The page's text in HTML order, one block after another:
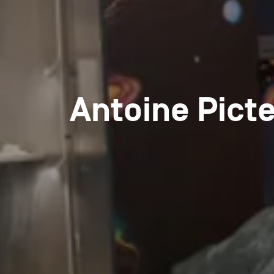
Antoine